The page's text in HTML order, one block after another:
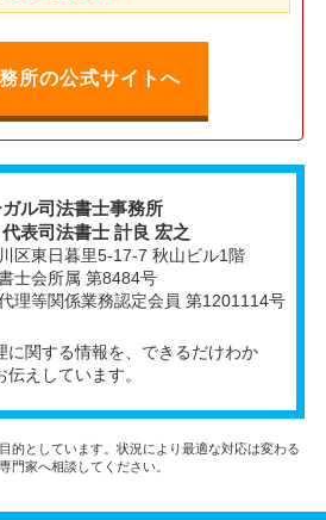
所の公式サイトへ
ガル司法書士事務所
表司法書士 計良 宏之
区東日暮里5-17-7 秋山ビル1階
士会所属 第8484号
理等関係業務認定会員 第1201114号
に関する情報を、できるだけわか
えしています。
的としています。状況により最適な対応は変わる
門家へ相談してください。